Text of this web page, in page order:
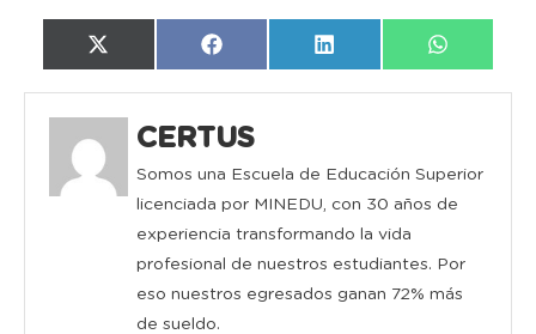
Compartir
en
X
(Twitter)
Compartir
en
Facebook
Compartir
en
LinkedIn
Compartir
en
CERTUS
Somos una Escuela de Educación Superior
licenciada por MINEDU, con 30 años de
experiencia transformando la vida
profesional de nuestros estudiantes. Por
eso nuestros egresados ganan 72% más
de sueldo.